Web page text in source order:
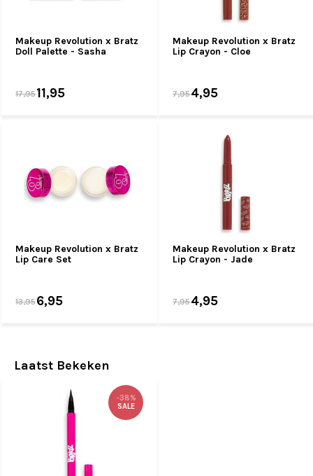
Makeup Revolution x Bratz
Doll Palette - Sasha
17,9511,95
Makeup Revolution x Bratz
Lip Crayon - Cloe
7,954,95
Makeup Revolution x Bratz
Lip Care Set
13,956,95
Makeup Revolution x Bratz
Lip Crayon - Jade
7,954,95
Laatst Bekeken
-38%
SALE